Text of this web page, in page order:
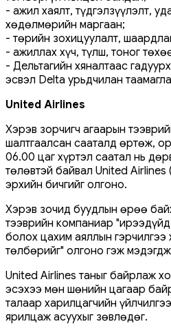
- ажил хаялт, түдгэлзүүлэлт,
хөдөлмөрийн маргаан;
- төрийн зохицуулалт,
- ажиллах хүч, түлш, тоног
- Дельтагийн хяналтаас
эсвэл Delta урьдчилан
United Airlines
Хэрэв зорчигч агаарын
шалтгаалсан сааталд өртөж,
06.00 цаг хүртэл саатал нь
төлөвтэй байвал United Airlines
эрхийн бичгийг олгоно.
Хэрэв зочид буудлын өрөө
тээврийн компаниар
болох цахим аяллын
төлбөрийг" олгоно гэж
United Airlines таныг байрлаж
эсэхээ мөн шөнийн цагаар
талаар харилцагчийн
ярилцаж асуухыг зөвлөдөг.